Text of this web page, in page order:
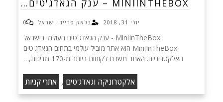
MINIINTHEBOX – ענק הגאדג'טים…
יולי 31, 2018 בלאק פריידי ישראל 0
MiniInTheBox - ענק הגאדג'טים העולמי בישראל
MiniInTheBox הוא אתר מוביל עולמי בתחום הגאדג'טים
האלקטרוניים. האתר משרת לקוחות ביותר מ-170 מדינות,…
אלקטרוניקה וגאדג'טים , אתרי קניות